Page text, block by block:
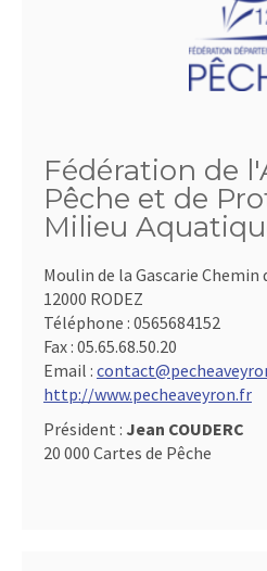
Fédération de
Pêche et de
Milieu
Moulin de la Gascarie
12000 RODEZ
Téléphone : 0565684152
Fax : 05.65.68.50.20
Email :
http://www.pecheaveyron.fr
Président : Jean COUDERC
20 000 Cartes de Pêche